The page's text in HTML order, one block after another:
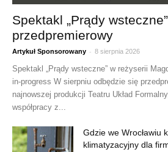
Spektakl „Prądy
przedpremierowy
Artykuł Sponsorowany - 8 sierpnia 2026
Spektakl „Prądy wsteczne” w reżyserii
in-progress W sierpniu odbędzie się
najnowszej produkcji Teatru Układ
współpracy z...
Gdzie we Wrocławiu
klimatyzacyjny dla